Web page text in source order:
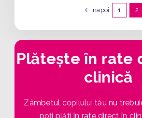
Inapoi 1 2
Plătește în rate
clinică
Zâmbetul copilului tău nu
poți plăti în rate direct în